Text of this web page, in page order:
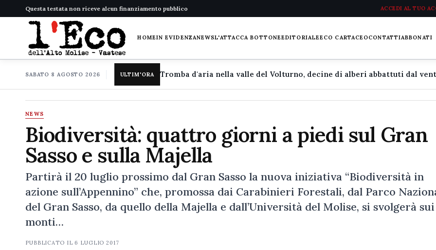
Questa testata non riceve alcun finanziamento pubblico ACCEDI AL TUO
HOMEIN EVIDENZANEWSL'ATTACCA BOTTONEEDITORIALEECO CARTACEOCONTATTIABBONATI
SABATO 8 AGOSTO 2026 ULTIM'ORA
NEWS
Biodiversità: quattro giorni a piedi sul Gran
Sasso e sulla Majella
Partirà il 20 luglio prossimo dal Gran Sasso la nuova iniziativa “Biodiversità in
azione sull’Appennino” che, promossa dai Carabinieri Forestali, dal Parco
del Gran Sasso, da quello della Majella e dall’Università del Molise, si svolgerà sui
monti…
PUBBLICATO IL 6 LUGLIO 2017